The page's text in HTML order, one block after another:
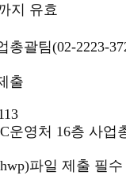
지 유효
총괄팀(02-2223-
출
운영처 16층사업
파일 제출 필수